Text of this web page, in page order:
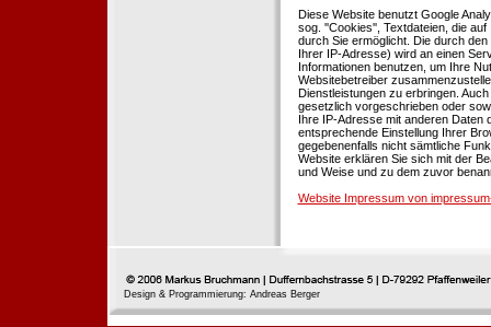
Diese Website benutzt Google
sog. ''Cookies'', Textdateien, die
durch Sie ermöglicht. Die durch
Ihrer IP-Adresse) wird an einen
Informationen benutzen, um Ihre
Websitebetreiber
Dienstleistungen zu erbringen.
gesetzlich vorgeschrieben oder
Ihre IP-Adresse mit anderen Daten
entsprechende Einstellung Ihrer
gegebenenfalls nicht sämtliche
Website erklären Sie sich mit der
und Weise und zu dem zuvor
Website Impressum von
Design & Programmierung: Andreas Berger